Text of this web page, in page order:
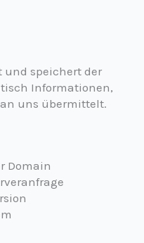
und speichert der
Informationen,
uns übermittelt.
Domain